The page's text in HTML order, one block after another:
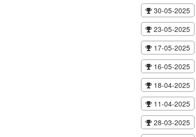
30-05-2025
23-05-2025
17-05-2025
16-05-2025
18-04-2025
11-04-2025
28-03-2025